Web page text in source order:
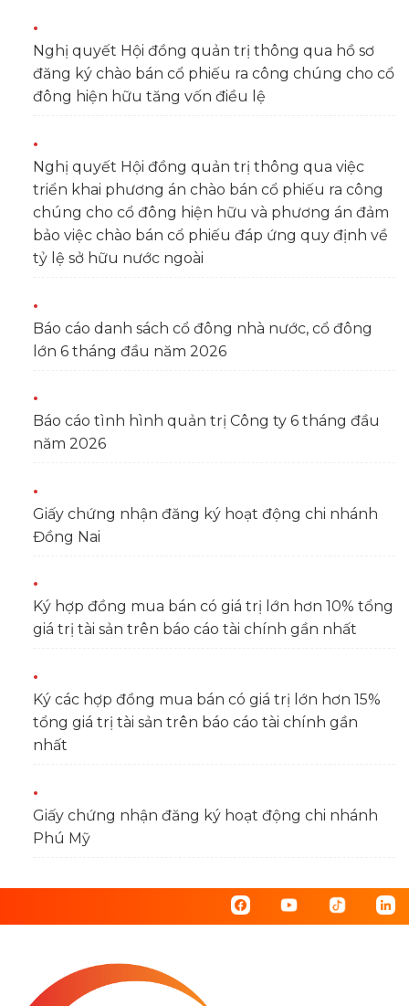
Nghị quyết Hội đồng quản trị thông qua hồ sơ
đăng ký chào bán cổ phiếu ra công chúng cho cổ
đông hiện hữu tăng vốn điều lệ
Nghị quyết Hội đồng quản trị thông qua việc
triển khai phương án chào bán cổ phiếu ra công
chúng cho cổ đông hiện hữu và phương án đảm
bảo việc chào bán cổ phiếu đáp ứng quy định về
tỷ lệ sở hữu nước ngoài
Báo cáo danh sách cổ đông nhà nước, cổ đông
lớn 6 tháng đầu năm 2026
Báo cáo tình hình quản trị Công ty 6 tháng đầu
năm 2026
Giấy chứng nhận đăng ký hoạt động chi nhánh
Đồng Nai
Ký hợp đồng mua bán có giá trị lớn hơn 10% tổng
giá trị tài sản trên báo cáo tài chính gần nhất
Ký các hợp đồng mua bán có giá trị lớn hơn 15%
tổng giá trị tài sản trên báo cáo tài chính gần
nhất
Giấy chứng nhận đăng ký hoạt động chi nhánh
Phú Mỹ